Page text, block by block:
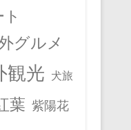
グルメ
観光 犬旅
葉 紫陽花